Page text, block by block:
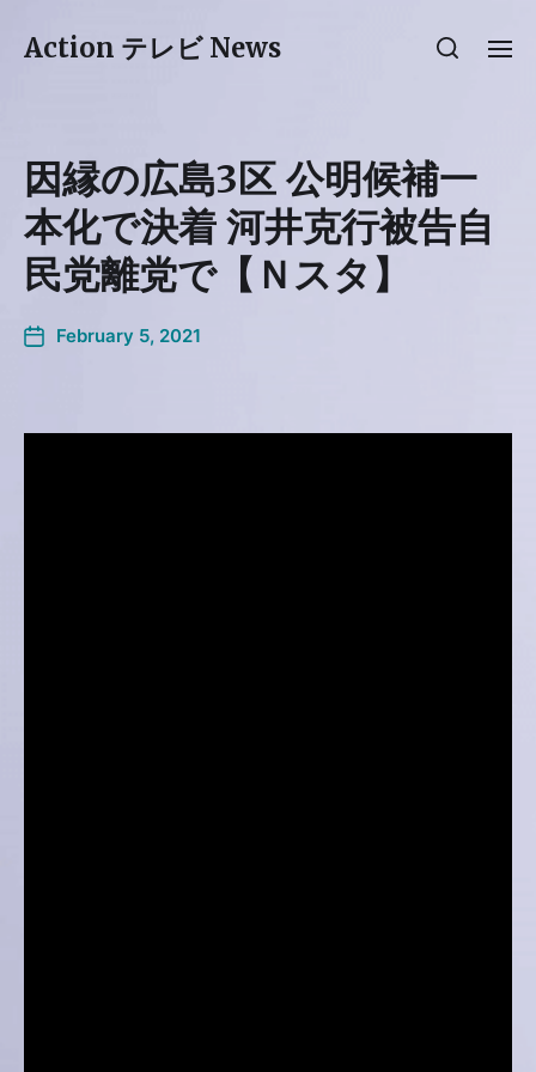
Action テレビ News
因縁の広島3区 公明候補一
本化で決着 河井克行被告自
民党離党で【Ｎスタ】
February 5, 2021